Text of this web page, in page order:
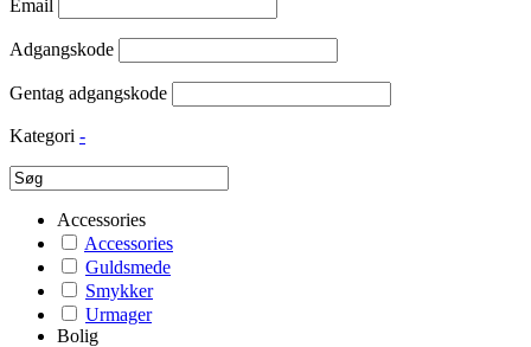
Email
Adgangskode
Gentag adgangskode
Kategori -
Accessories
Accessories
Guldsmede
Smykker
Urmager
Bolig